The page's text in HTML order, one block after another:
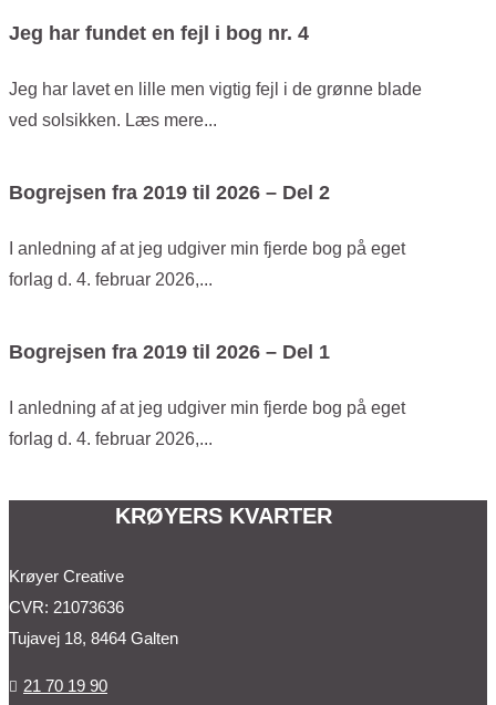
Jeg har fundet en fejl i bog nr. 4
Jeg har lavet en lille men vigtig fejl i de grønne blade
ved solsikken. Læs mere...
Bogrejsen fra 2019 til 2026 – Del 2
I anledning af at jeg udgiver min fjerde bog på eget
forlag d. 4. februar 2026,...
Bogrejsen fra 2019 til 2026 – Del 1
I anledning af at jeg udgiver min fjerde bog på eget
forlag d. 4. februar 2026,...
KRØYERS KVARTER
Krøyer Creative
CVR: 21073636
Tujavej 18, 8464 Galten
 21 70 19 90